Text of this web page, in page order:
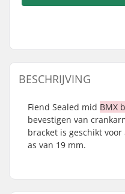
BESCHRIJVING
Fiend Sealed mid BMX
bevestigen van
bracket is geschikt
as van 19 mm.